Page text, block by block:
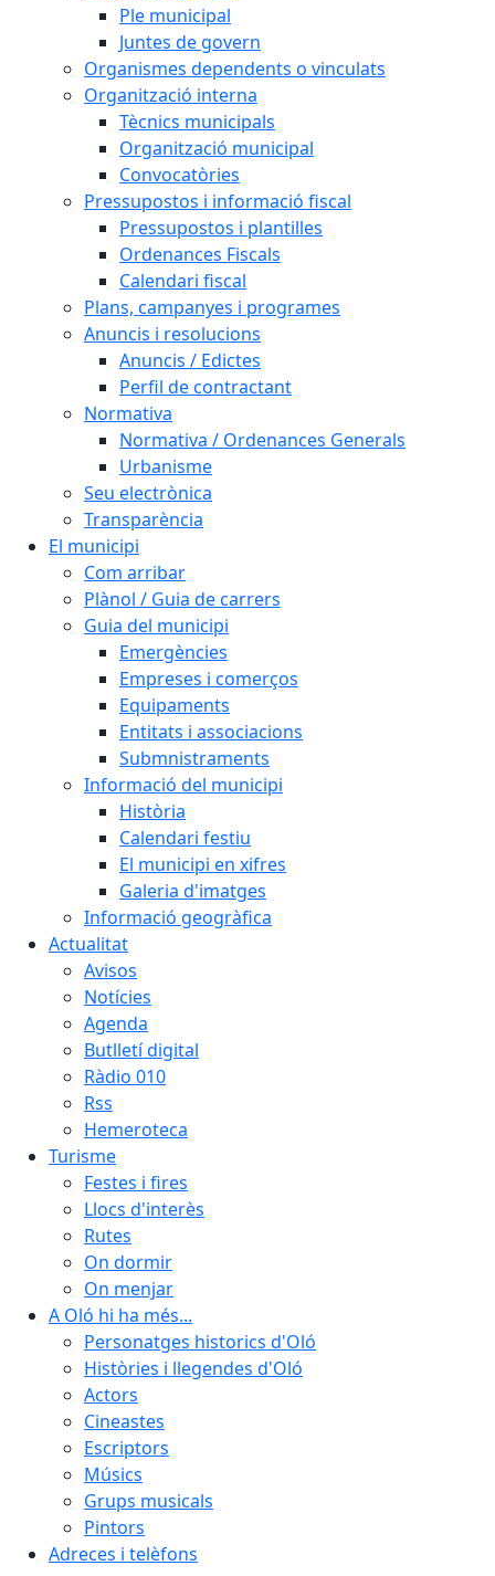
Ple municipal
Juntes de govern
Organismes dependents o vinculats
Organització interna
Tècnics municipals
Organització municipal
Convocatòries
Pressupostos i informació fiscal
Pressupostos i plantilles
Ordenances Fiscals
Calendari fiscal
Plans, campanyes i programes
Anuncis i resolucions
Anuncis / Edictes
Perfil de contractant
Normativa
Normativa / Ordenances Generals
Urbanisme
Seu electrònica
Transparència
El municipi
Com arribar
Plànol / Guia de carrers
Guia del municipi
Emergències
Empreses i comerços
Equipaments
Entitats i associacions
Submnistraments
Informació del municipi
Història
Calendari festiu
El municipi en xifres
Galeria d'imatges
Informació geogràfica
Actualitat
Avisos
Notícies
Agenda
Butlletí digital
Ràdio 010
Rss
Hemeroteca
Turisme
Festes i fires
Llocs d'interès
Rutes
On dormir
On menjar
A Oló hi ha més...
Personatges historics d'Oló
Històries i llegendes d'Oló
Actors
Cineastes
Escriptors
Músics
Grups musicals
Pintors
Adreces i telèfons